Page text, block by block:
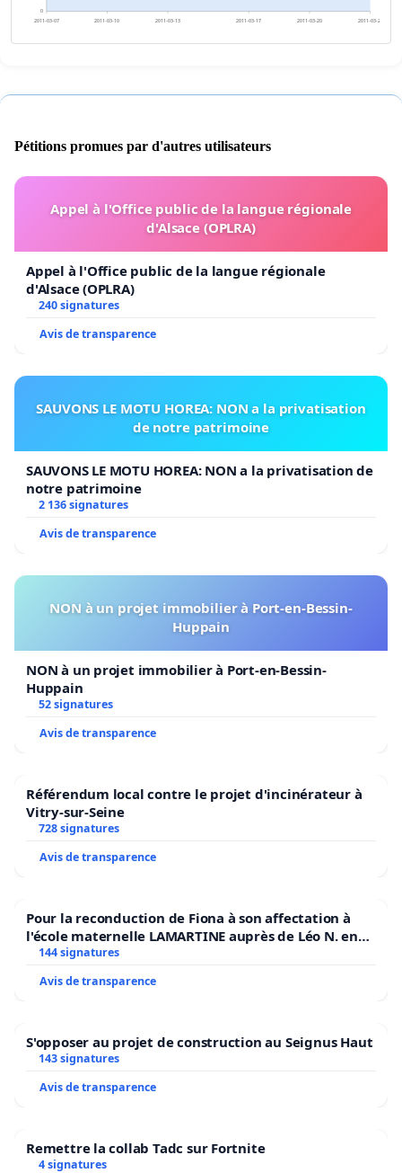
0
2011-03-07 2011-03-10 2011-03-13 2011-03-17 2011-03-20 2011-03-23
Pétitions promues par d'autres utilisateurs
Appel à l'Office public de la langue régionale
d'Alsace (OPLRA)
Appel à l'Office public de la langue régionale
d'Alsace (OPLRA)
240 signatures
Avis de transparence
SAUVONS LE MOTU HOREA: NON a la privatisation
de notre patrimoine
SAUVONS LE MOTU HOREA: NON a la privatisation de
notre patrimoine
2 136 signatures
Avis de transparence
NON à un projet immobilier à Port-en-Bessin-
Huppain
NON à un projet immobilier à Port-en-Bessin-
Huppain
52 signatures
Avis de transparence
Référendum local contre le projet d'incinérateur à
Vitry-sur-Seine
728 signatures
Avis de transparence
Pour la reconduction de Fiona à son affectation à
l'école maternelle LAMARTINE auprès de Léo N. en
2026/2027
144 signatures
Avis de transparence
S'opposer au projet de construction au Seignus Haut
143 signatures
Avis de transparence
Remettre la collab Tadc sur Fortnite
4 signatures